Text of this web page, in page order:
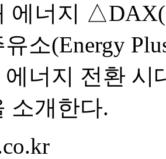
너지
소(Energy
너지 전환 시
소개한다.